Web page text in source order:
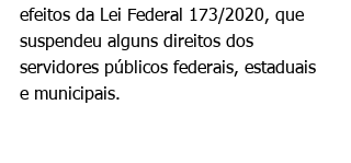
efeitos da Lei Federal 173/2020, que
suspendeu alguns direitos dos
servidores públicos federais, estaduais
e municipais.